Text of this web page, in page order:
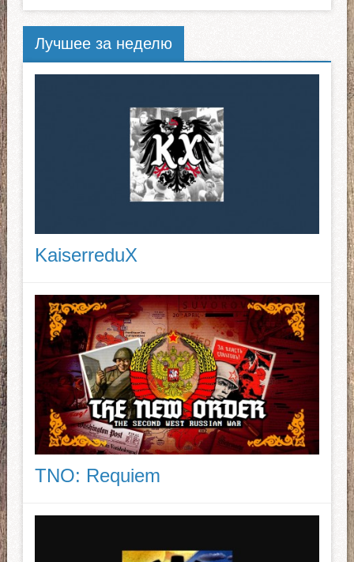
Лучшее за неделю
KaiserreduX
TNO: Requiem